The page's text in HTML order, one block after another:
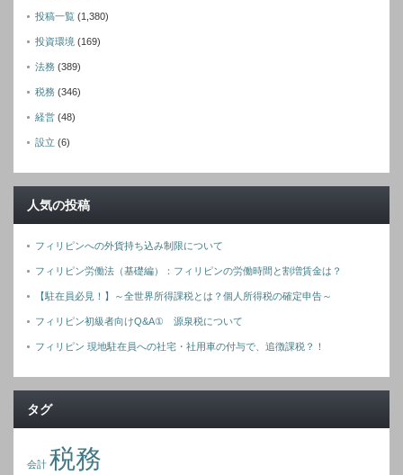
投稿一覧 (1,380)
投資環境 (169)
法務 (389)
税務 (346)
経営 (48)
設立 (6)
人気の投稿
フィリピンへの外貨持ち込み制限について
フィリピン労働法（基礎編）：フィリピンの労働時間と割増賃金は？
【駐在員必見！】～全世界所得課税とは？個人所得税の確定申告～
フィリピン初級者向けQ&A① 源泉税について
フィリピン 現地駐在員への社宅・社用車の付与で、追徴課税？！
タグ
会計 税務